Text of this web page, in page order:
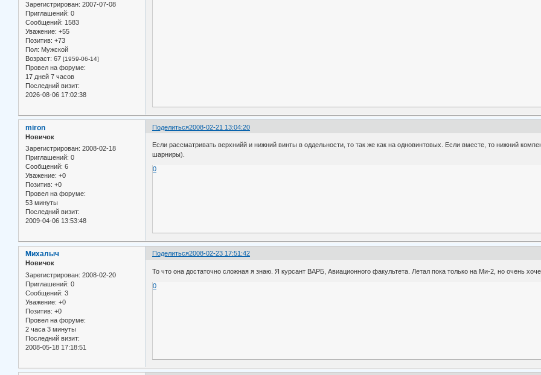
Зарегистрирован: 2007-07-08
Приглашений: 0
Сообщений: 1583
Уважение: +55
Позитив: +73
Пол: Мужской
Возраст: 67 [1959-06-14]
Провел на форуме:
17 дней 7 часов
Последний визит:
2026-08-06 17:02:38
Поделиться2008-02-21 13:04:20
miron
Новичок
Зарегистрирован: 2008-02-18
Приглашений: 0
Сообщений: 6
Уважение: +0
Позитив: +0
Провел на форуме:
53 минуты
Последний визит:
2009-04-06 13:53:48
Если рассматривать верхнийй и нижний винты в оддельности, то так же как на одновинтовых. Если вместе, то нижний
шарниры).
0
Поделиться2008-02-23 17:51:42
Михалыч
Новичок
Зарегистрирован: 2008-02-20
Приглашений: 0
Сообщений: 3
Уважение: +0
Позитив: +0
Провел на форуме:
2 часа 3 минуты
Последний визит:
2008-05-18 17:18:51
То что она достаточно сложная я знаю. Я курсант ВАРБ, Авиационного факультета. Летал пока только на Ми-2, но очень
0